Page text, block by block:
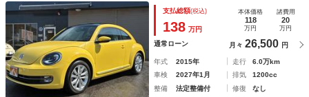
ルーフ ＨＩＤ／ＬＥＤオートヘッドライト 純正１７インチ
アルミ 前後センサー オートエアコン ステアリングＳ ナ
ビＴＶ Ｂカメラ
支払総額(税込)
138 万円
本体価格
118
万円
諸費用
20
万円
通常ローン 月々 26,500 円
年式 2015年 走行
6.0万km
車検
2027年1月 排気
1200cc
整備
法定整備付 修復
なし